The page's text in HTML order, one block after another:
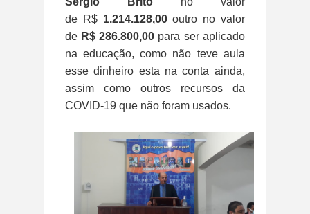
de R$ 1.214.128,00outro no valor
de R$ 286.800,00 para ser aplicado
na educação, como não teve aula
esse dinheiro esta na conta ainda,
assim como outros recursos da
COVID-19 que não foram usados.